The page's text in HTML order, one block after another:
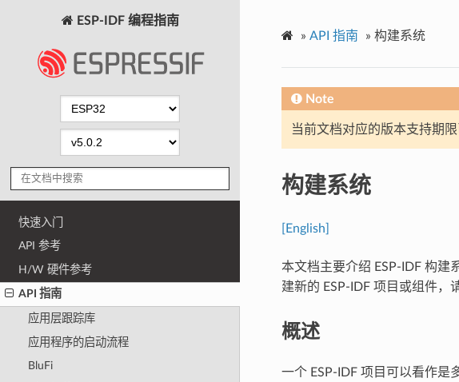
ESP-IDF 编程指南
快速入门
API 参考
H/W 硬件参考
API 指南
应用层跟踪库
应用程序的启动流程
BluFi
» API 指南 » 构建系统
Note
当前文档对应的版本支持期
构建系统
[English]
本文档主要介绍 ESP-IDF 构建
建新的 ESP-IDF 项目或组件，
概述
一个 ESP-IDF 项目可以看作是